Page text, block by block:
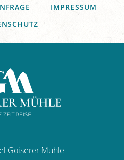
IMPRESSUM
Goiserer Mühle